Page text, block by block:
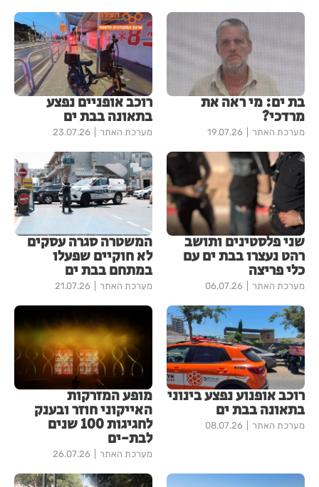
בת ים: מי ראה את
מרדכי?
מערכת האתר 19.07.26
רוכב אופניים נפצע
בתאונה בבת ים
מערכת האתר 23.07.26
שני פלסטינים ותושב
רהט נעצרו בבת ים עם
כלי פריצה
מערכת האתר 06.07.26
המשטרה סגרה עסקים
לא חוקיים שפעלו
במתחם בבת ים
מערכת האתר 21.07.26
רוכב אופנוע נפצע בינוני
בתאונה בבת ים
מערכת האתר 08.07.26
מופע המזרקות
האייקוני חוזר ובענק
לחגיגות 100 שנים
לבת-ים
מערכת האתר 26.07.26